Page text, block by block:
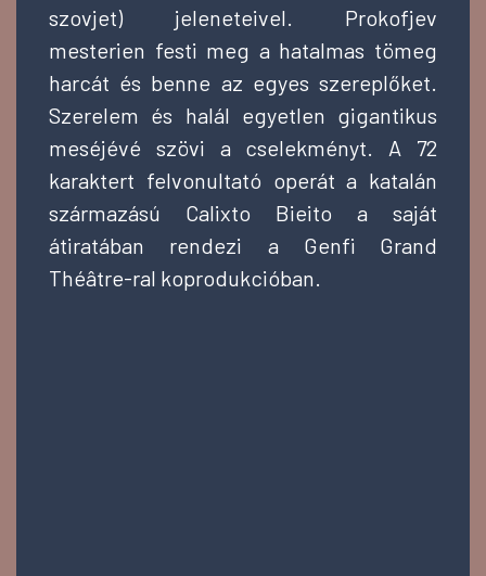
szovjet) jeleneteivel. Prokofjev
mesterien festi meg a hatalmas tömeg
harcát és benne az egyes szereplőket.
Szerelem és halál egyetlen gigantikus
meséjévé szövi a cselekményt. A 72
karaktert felvonultató operát a katalán
származású Calixto Bieito a saját
átiratában rendezi a Genfi Grand
Théâtre-ral koprodukcióban.